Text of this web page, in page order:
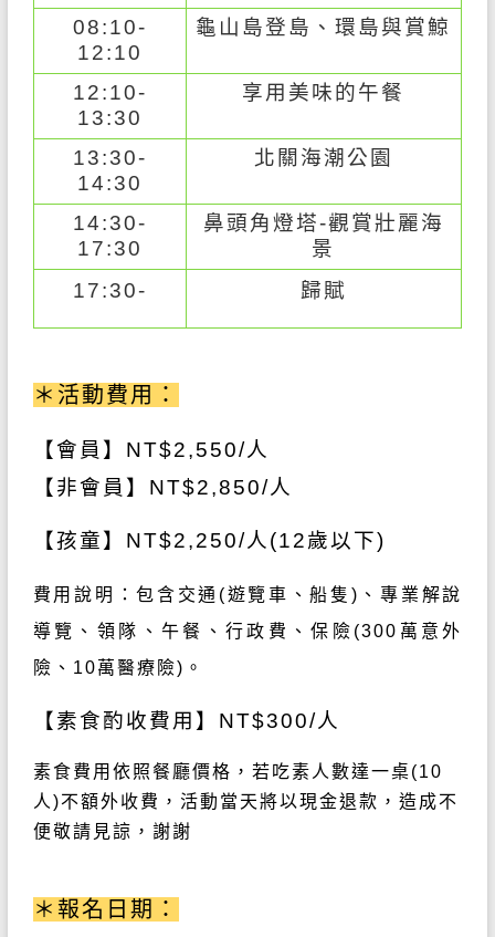
08:10-
12:10
龜山島登島、環島與賞鯨
12:10-
13:30
享用美味的午餐
13:30-
14:30
北關海潮公園
14:30-
17:30
鼻頭角燈塔-觀賞壯麗海
景
17:30-
歸賦
＊活動費用：
【會員】NT$2,550/人
【非會員】NT$2,850/人
【孩童】NT$2,250/人(12歲以下)
費用說明：包含交通 (遊覽車、船隻 ) 、專業解說
導覽、領隊、午餐、行政費、保險 (300 萬意外
險、 10萬醫療險) 。
【素食酌收費用】NT$300/人
素食費用依照餐廳價格，若吃素人數達一桌(10
人 )不額外收費，活動當天將以現金退款，造成不
便敬請見諒，謝謝
＊報名日期：